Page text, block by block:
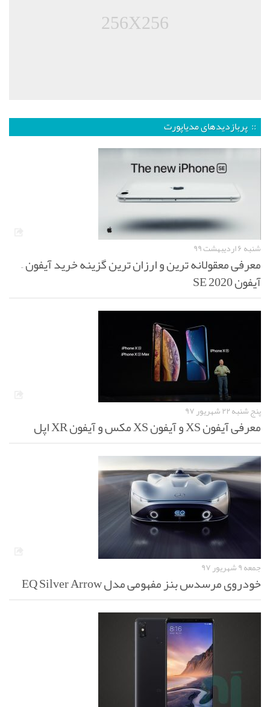
256X256
:: پربازدیدهای مدیاپورت
شنبه ۶ اردیبهشت ۹۹
معرفی معقولانه ترین و ارزان ترین گزینه خرید آیفون –
آیفون SE 2020
پنج شنبه ۲۲ شهریور ۹۷
معرفی آیفون XS و آیفون XS مکس و آیفون XR اپل
جمعه ۹ شهریور ۹۷
خودروی مرسدس بنز مفهومی مدل EQ Silver Arrow